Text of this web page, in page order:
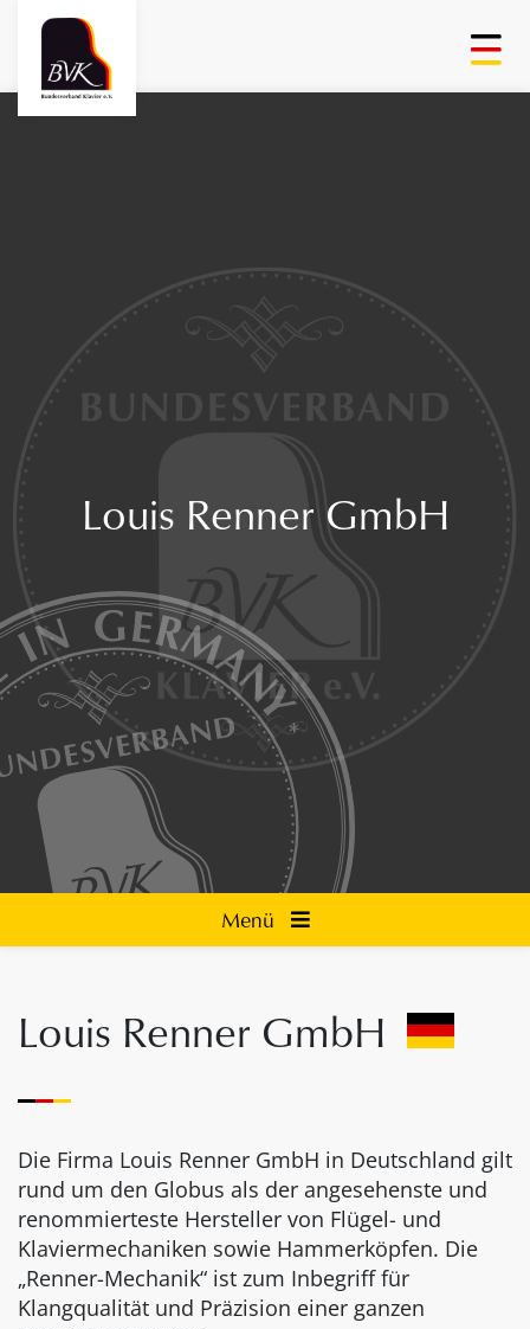
Louis Renner GmbH
Menü
Louis Renner GmbH
Die Firma Louis Renner GmbH in Deutschland gilt
rund um den Globus als der angesehenste und
renommierteste Hersteller von Flügel- und
Klaviermechaniken sowie Hammerköpfen. Die
„Renner-Mechanik“ ist zum Inbegriff für
Klangqualität und Präzision einer ganzen